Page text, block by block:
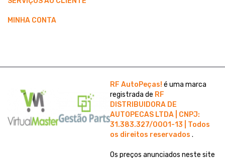
MINHA CONTA
RF AutoPeças! é uma marca
registrada de RF
DISTRIBUIDORA DE
AUTOPECAS LTDA | CNPJ:
31.383.327/0001-13 | Todos
os direitos reservados.
Os preços anunciados neste site